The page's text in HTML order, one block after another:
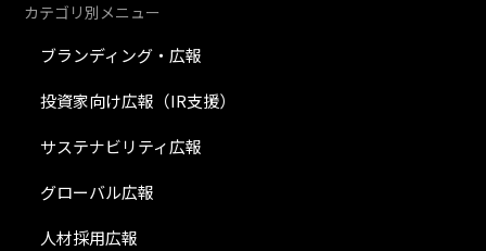
カテゴリ別メニュー
ブランディング・広報
投資家向け広報（IR支援）
サステナビリティ広報
グローバル広報
人材採用広報